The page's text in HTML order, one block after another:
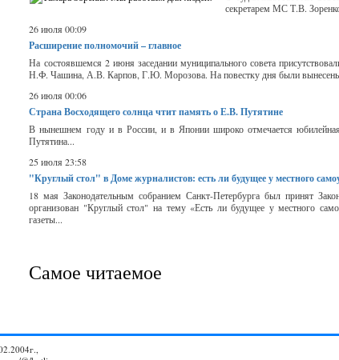
секретарем МС Т.В.
26 июля 00:09
Расширение полномочий – главное
На состоявшемся 2 июня заседании муниципального совета
Н.Ф. Чашина, А.В. Карпов, Г.Ю. Морозова. На повестку дня были
26 июля 00:06
Страна Восходящего солнца чтит память о Е.В. Путятине
В нынешнем году и в России, и в Японии широко отмечается
Путятина...
25 июля 23:58
"Круглый стол" в Доме журналистов: есть ли будущее у местного
18 мая Законодательным собранием Санкт-Петербурга был принят
организован "Круглый стол" на тему «Есть ли будущее у местного
газеты...
Самое читаемое